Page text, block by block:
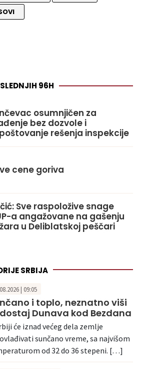
96H
osumnjičen za
bez dozvole i
rešenja inspekcije
cene goriva
Sve raspoložive snage
a angažovane na gašenju
u Deliblatskoj peščari
SRBIJA
| 09:05
i toplo, neznatno viši
Dunava kod Bezdana
će iznad većeg dela zemlje
sunčano vreme, sa najvišom
od 32 do 36 stepeni. […]